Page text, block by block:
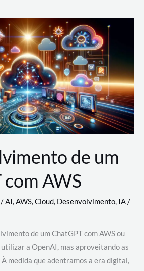
de um
AWS
/AI,AWS,Cloud, Desenvolvimento, IA/
de um ChatGPT com AWS ou
a OpenAI, mas aproveitando as
medida que adentramos a era digital,